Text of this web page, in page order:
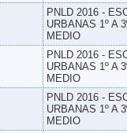
PNLD 2016 -
URBANAS 1º A
MEDIO
PNLD 2016 -
URBANAS 1º A
MEDIO
PNLD 2016 -
URBANAS 1º A
MEDIO